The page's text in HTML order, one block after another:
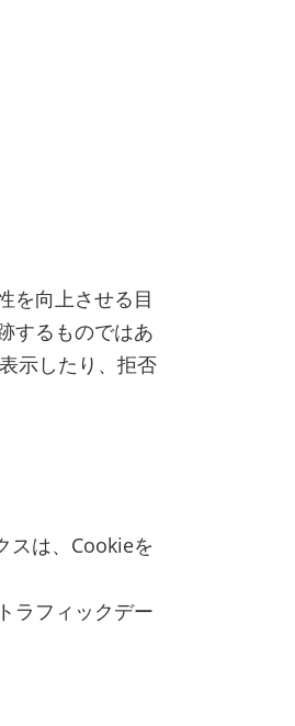
を向上させる目
するものではあ
示したり、拒否
スは、Cookieを
ラフィックデー